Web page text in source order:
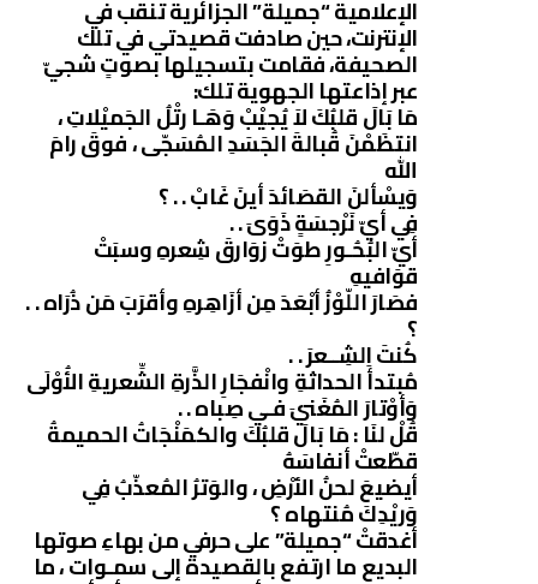
الإعلامية “جميلة” الجزائرية تنقب في
الإنترنت، حين صادفت قصيدتي في تلك
الصحيفة، فقامت بتسجيلها بصوتٍ شجيّ
عبر إذاعتها الجهوية تلك:
مَا بَالَ قلبُكَ لاَ يُجيْبْ وَهَـا رتْلُ الجَميْلاتِ ،
انتظَمْنَ قُبالةَ الجَسَدِ المُسَجّى ، فوقَ رامَ
الله
وَيسْألنَ القصَائدَ أينَ غَابْ . . ؟
فِي أيّ نَرْجسَةٍ ذَوَىَ . .
أيّ البُحُـورِ طوَتْ زوَارقَ شِعرهِ وسبَتْ
قوَافيهِ
فصَارَ اللّوْزُ أبْعَدَ مِن أزَاهِرهِ وأقرَبَ مَن ذُرَاه . .
؟
كُنتَ الشِــعرَ . .
مُبتدأَ الحداثةِ وانْفجَارِ الذَّرةِ الشِّعريةِ الأُوْلَى
وَأوْتارَ المُغَنيَ فـي صِباه . .
قُلْ لنَا : مَا بَالَ قلبُكَ والكمَنْجَاتُ الحميمةُ
قطّعتْ أنفاسَهُ
أيضيعَ لحنُ الأرْضِ ، والوَترُ المُعذّبُ فِي
وَريْدِكَ مُنتهاه ؟
أغدقتْ “جميلة” على حرفي من بهاءِ صوتها
البديع ما ارتفع بالقصيدة إلى سمـوات ، ما